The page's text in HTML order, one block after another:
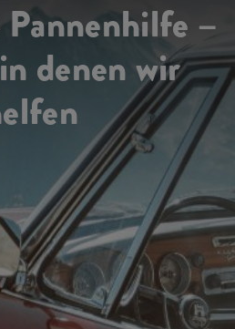
Pannenhilfe –
denen wir